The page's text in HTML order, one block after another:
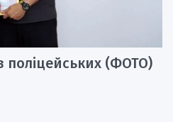
поліцейських (ФОТО)